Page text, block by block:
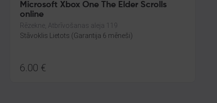
Microsoft Xbox One The Elder Scrolls
online
Rēzekne, Atbrīvošanas aleja 119
Stāvoklis Lietots (Garantija 6 mēneši)
6.00 €